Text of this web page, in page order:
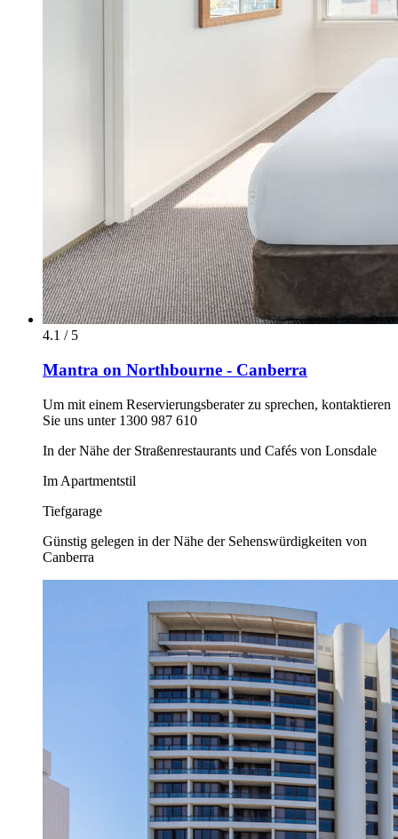
4.1 / 5
Mantra on Northbourne - Canberra
Um mit einem Reservierungsberater zu sprechen, kontaktieren
Sie uns unter 1300 987 610
In der Nähe der Straßenrestaurants und Cafés von Lonsdale
Im Apartmentstil
Tiefgarage
Günstig gelegen in der Nähe der Sehenswürdigkeiten von
Canberra